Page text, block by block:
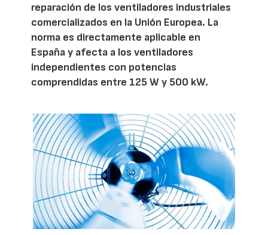
reparación de los ventiladores industriales
comercializados en la Unión Europea. La
norma es directamente aplicable en
España y afecta a los ventiladores
independientes con potencias
comprendidas entre 125 W y 500 kW.